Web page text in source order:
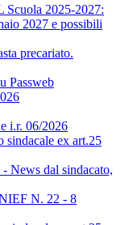
Scuola 2025-2027:
2027 e possibili
precariato.
Passweb
i.r. 06/2026
ex art.25
News dal sindacato,
N. 22 - 8